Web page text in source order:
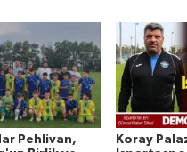
Pehlivan,
Koray